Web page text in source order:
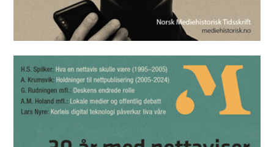
Mediehistorisk Tidsskrift nr. 1 2026
Les utgaven